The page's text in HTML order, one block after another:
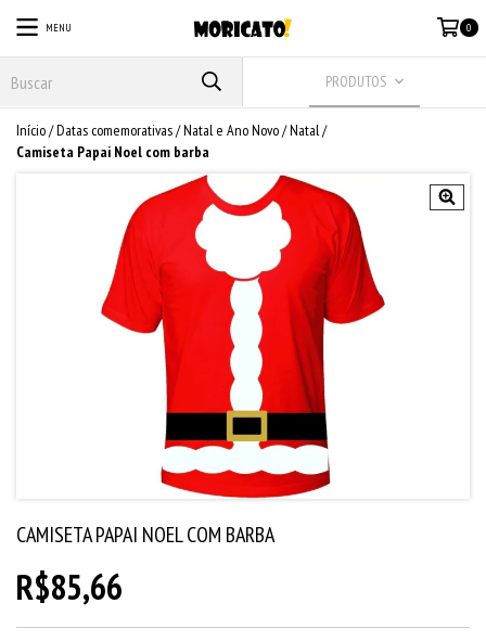
MENU 0
PRODUTOS
Início/Datas comemorativas/Natal e Ano Novo/Natal/
Camiseta Papai Noel com barba
CAMISETA PAPAI NOEL COM BARBA
R$85,66